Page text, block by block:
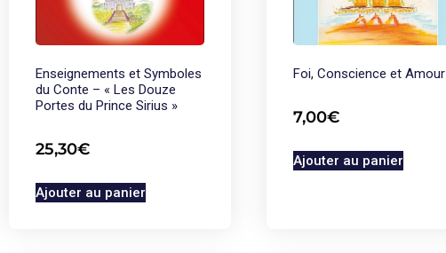
Enseignements et Symboles
du Conte – « Les Douze
Portes du Prince Sirius »
25,30€
Ajouter au panier
Foi, Conscience et Amour
7,00€
Ajouter au panier